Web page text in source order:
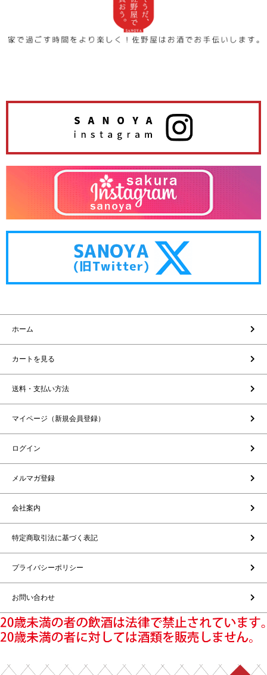
ホーム
カートを見る
送料・支払い方法
マイページ（新規会員登録）
ログイン
メルマガ登録
会社案内
特定商取引法に基づく表記
プライバシーポリシー
お問い合わせ